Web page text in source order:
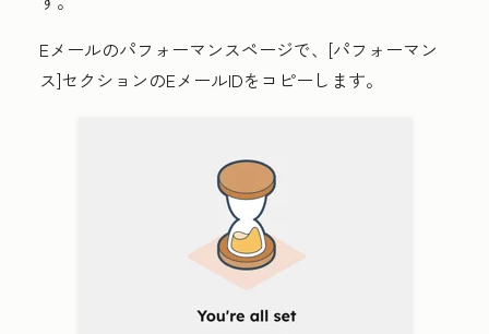
Eメールのパフォーマンスページで、[パフォーマン
ス]セクションのEメールIDをコピーします。